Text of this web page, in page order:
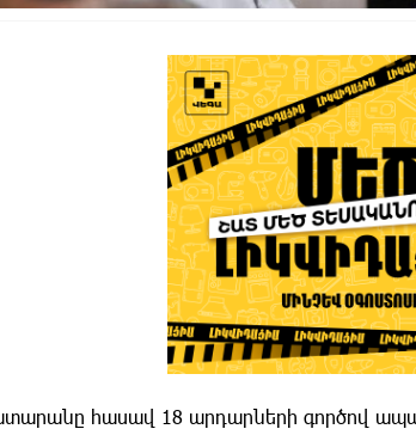
հասավ 18 արդարների գործով